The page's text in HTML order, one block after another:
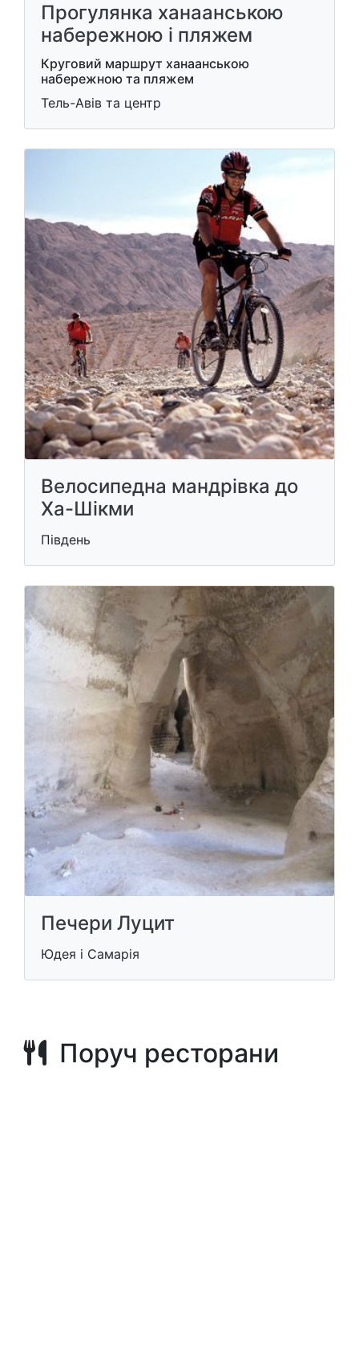
Прогулянка ханаанською
набережною і пляжем
Круговий маршрут ханаанською
набережною та пляжем
Тель-Авів та центр
Велосипедна мандрівка до
Ха-Шікми
Південь
Печери Луцит
Юдея і Самарія
Поруч ресторани